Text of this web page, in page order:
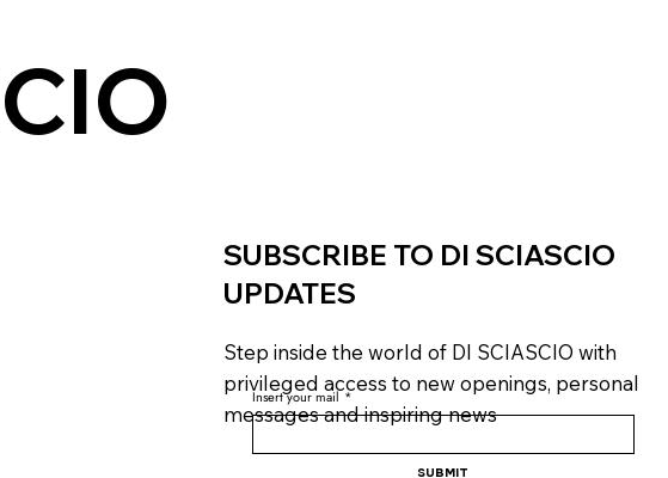
Insert your mail *
Submit
SUBSCRIBE TO DI SCIASCIO
UPDATES
Step inside the world of DI SCIASCIO with
privileged access to new openings, personal
messages and inspiring news